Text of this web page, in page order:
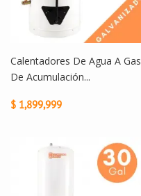
Calentadores De Agua A Gas
De Acumulación...
$ 1,899,999